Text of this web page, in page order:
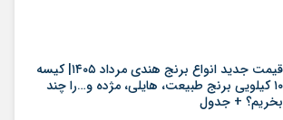
قیمت جدید انواع برنج هندی مرداد ۱۴۰۵| کیسه
۱۰ کیلویی برنج طبیعت، هایلی، مژده و…را چند
بخریم؟ + جدول